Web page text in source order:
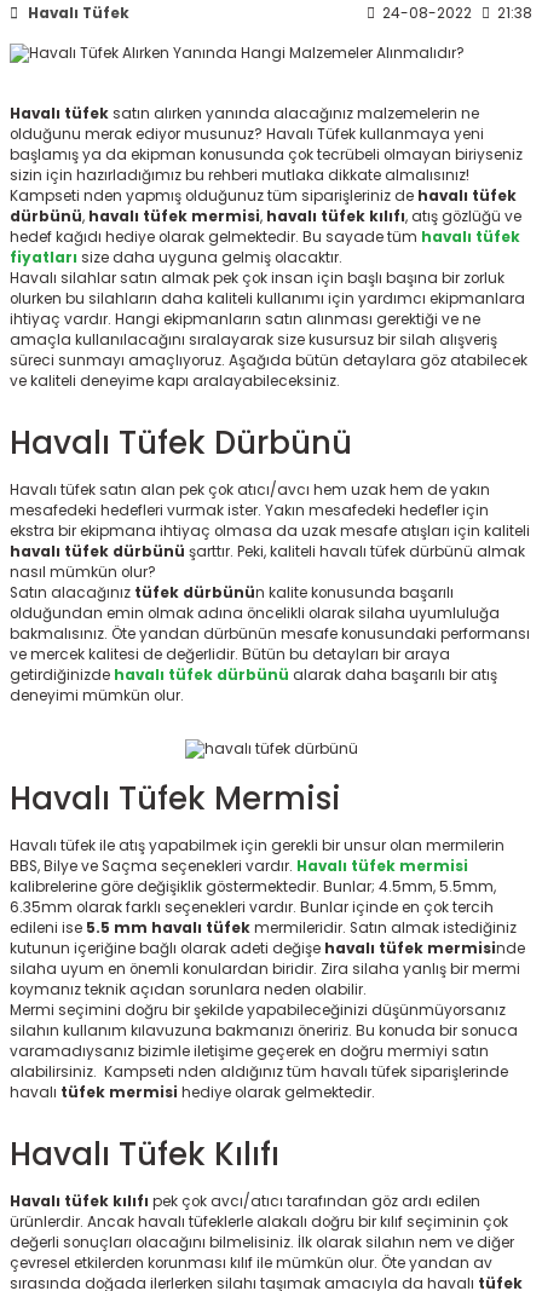
Havalı Tüfek 24-08-2022 21:38
Havalı tüfeksatın alırken yanında alacağınız malzemelerin ne
olduğunu merak ediyor musunuz? Havalı Tüfek kullanmaya yeni
başlamış ya da ekipman konusunda çok tecrübeli olmayan biriyseniz
sizin için hazırladığımız bu rehberi mutlaka dikkate almalısınız!
Kampseti nden yapmış olduğunuz tüm siparişleriniz de havalı tüfek
dürbünü, havalı tüfek mermisi, havalı tüfek kılıfı, atış gözlüğü ve
hedef kağıdı hediye olarak gelmektedir. Bu sayade tüm havalı tüfek
fiyatları size daha uyguna gelmiş olacaktır.
Havalı silahlar satın almak pek çok insan için başlı başına bir zorluk
olurken bu silahların daha kaliteli kullanımı için yardımcı ekipmanlara
ihtiyaç vardır. Hangi ekipmanların satın alınması gerektiği ve ne
amaçla kullanılacağını sıralayarak size kusursuz bir silah alışveriş
süreci sunmayı amaçlıyoruz. Aşağıda bütün detaylara göz atabilecek
ve kaliteli deneyime kapı aralayabileceksiniz.
Havalı Tüfek Dürbünü
Havalı tüfek satın alan pek çok atıcı/avcı hem uzak hem de yakın
mesafedeki hedefleri vurmak ister. Yakın mesafedeki hedefler için
ekstra bir ekipmana ihtiyaç olmasa da uzak mesafe atışları için kaliteli
havalı tüfek dürbünü şarttır. Peki, kaliteli havalı tüfek dürbünü almak
nasıl mümkün olur?
Satın alacağınız tüfek dürbünün kalite konusunda başarılı
olduğundan emin olmak adına öncelikli olarak silaha uyumluluğa
bakmalısınız. Öte yandan dürbünün mesafe konusundaki performansı
ve mercek kalitesi de değerlidir. Bütün bu detayları bir araya
getirdiğinizde havalı tüfek dürbünü alarak daha başarılı bir atış
deneyimi mümkün olur.
Havalı Tüfek Mermisi
Havalı tüfek ile atış yapabilmek için gerekli bir unsur olan mermilerin
BBS, Bilye ve Saçma seçenekleri vardır. Havalı tüfek mermisi
kalibrelerine göre değişiklik göstermektedir. Bunlar; 4.5mm, 5.5mm,
6.35mm olarak farklı seçenekleri vardır. Bunlar içinde en çok tercih
edileni ise 5.5 mm havalı tüfekmermileridir. Satın almak istediğiniz
kutunun içeriğine bağlı olarak adeti değişe havalı tüfek mermisinde
silaha uyum en önemli konulardan biridir. Zira silaha yanlış bir mermi
koymanız teknik açıdan sorunlara neden olabilir.
Mermi seçimini doğru bir şekilde yapabileceğinizi düşünmüyorsanız
silahın kullanım kılavuzuna bakmanızı öneririz. Bu konuda bir sonuca
varamadıysanız bizimle iletişime geçerek en doğru mermiyi satın
alabilirsiniz. Kampseti nden aldığınız tüm havalı tüfek siparişlerinde
havalı tüfek mermisi hediye olarak gelmektedir.
Havalı Tüfek Kılıfı
Havalı tüfek kılıfı pek çok avcı/atıcı tarafından göz ardı edilen
ürünlerdir. Ancak havalı tüfeklerle alakalı doğru bir kılıf seçiminin çok
değerli sonuçları olacağını bilmelisiniz. İlk olarak silahın nem ve diğer
çevresel etkilerden korunması kılıf ile mümkün olur. Öte yandan av
sırasında doğada ilerlerken silahı taşımak amacıyla da havalı tüfek